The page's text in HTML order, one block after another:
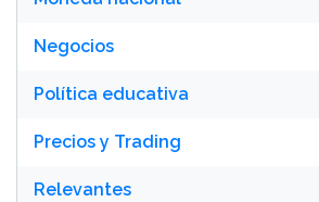
Negocios
Política educativa
Precios y Trading
Relevantes